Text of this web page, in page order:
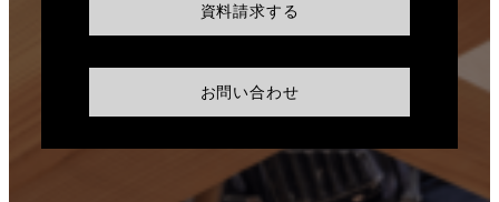
資料請求する
お問い合わせ